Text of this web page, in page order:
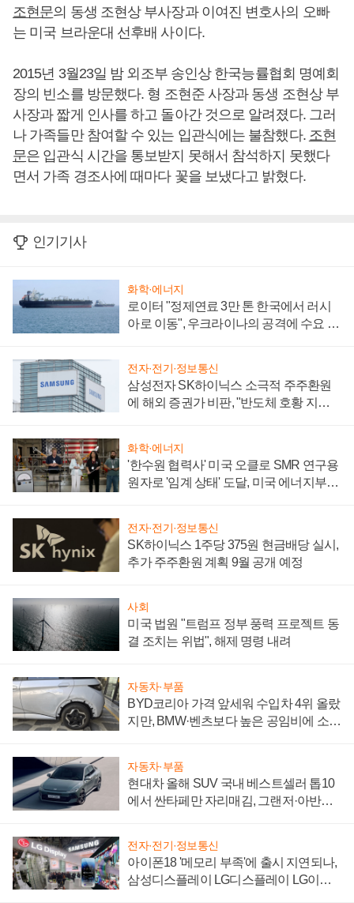
조현문의 동생 조현상 부사장과 이여진 변호사의 오빠
는 미국 브라운대 선후배 사이다.
2015년 3월23일 밤 외조부 송인상 한국능률협회 명예회
장의 빈소를 방문했다. 형 조현준 사장과 동생 조현상 부
사장과 짧게 인사를 하고 돌아간 것으로 알려졌다. 그러
나 가족들만 참여할 수 있는 입관식에는 불참했다. 조현
문은 입관식 시간을 통보받지 못해서 참석하지 못했다
면서 가족 경조사에 때마다 꽃을 보냈다고 밝혔다.
인기기사
화학·에너지
로이터 "정제연료 3만 톤 한국에서 러시
아로 이동", 우크라이나의 공격에 수요 늘
전자·전기·정보통신
삼성전자 SK하이닉스 소극적 주주환원
에 해외 증권가 비판, "반도체 호황 지속
화학·에너지
'한수원 협력사' 미국 오클로 SMR 연구용
원자로 '임계 상태' 도달, 미국 에너지부
전자·전기·정보통신
SK하이닉스 1주당 375원 현금배당 실시,
추가 주주환원 계획 9월 공개 예정
사회
미국 법원 "트럼프 정부 풍력 프로젝트 동
결 조치는 위법", 해제 명령 내려
자동차·부품
BYD코리아 가격 앞세워 수입차 4위 올랐
지만, BMW·벤츠보다 높은 공임비에 소비
자동차·부품
현대차 올해 SUV 국내 베스트셀러 톱10
에서 싼타페만 자리매김, 그랜저·아반떼
전자·전기·정보통신
아이폰18 '메모리 부족'에 출시 지연되나,
삼성디스플레이 LG디스플레이 LG이노